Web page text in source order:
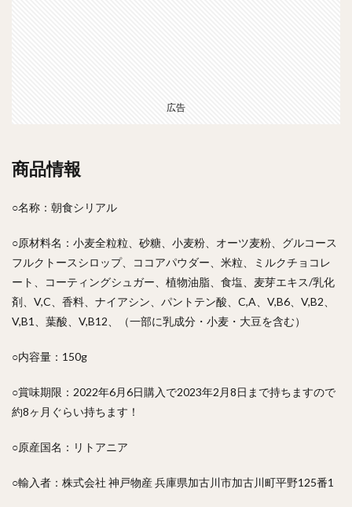
広告
商品情報
○名称：朝食シリアル
○原材料名：小麦全粒粒、砂糖、小麦粉、オーツ麦粉、グルコース
フルクトースシロップ、ココアパウダー、米粒、ミルクチョコレ
ート、コーティングシュガー、植物油脂、食塩、麦芽エキス/乳化
剤、V,C、香料、ナイアシン、パントテン酸、C,A、V,B6、V,B2、
V,B1、葉酸、V,B12、（一部に乳成分・小麦・大豆を含む）
○内容量：150g
○賞味期限：2022年6月6日購入で2023年2月8日まで持ちますので
約8ヶ月ぐらい持ちます！
○原産国名：リトアニア
○輸入者：株式会社 神戸物産 兵庫県加古川市加古川町平野125番1